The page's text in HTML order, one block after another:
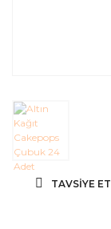
TAVSIYE ET